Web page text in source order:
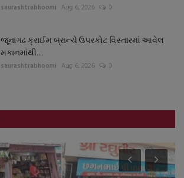
saurashtrabhoomi Aug 6, 2026 0
જૂનાગઢ ક્રાઈમ બ્રાન્ચે ઉપરકોટ વિસ્તારમાં આવેલ
મકાનમાંથી...
saurashtrabhoomi Aug 6, 2026 0